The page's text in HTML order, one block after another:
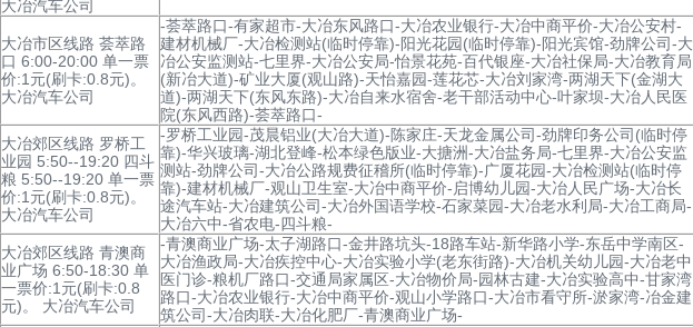
大冶汽车公司
大冶市区线路 荟萃路
口 6:00-20:00 单一票
价:1元(刷卡:0.8元)。
大冶汽车公司
-荟萃路口-有家超市-大冶东风路口-大冶农业银行-大冶中商平价-大冶公安村-
建材机械厂-大冶检测站(临时停靠)-阳光花园(临时停靠)-阳光宾馆-劲牌公司-大
冶公安监测站-七里界-大冶公安局-怡景花苑-百代银座-大冶社保局-大冶教育局
(新冶大道)-矿业大厦(观山路)-天怡嘉园-莲花芯-大冶刘家湾-两湖天下(金湖大
道)-两湖天下(东风东路)-大冶自来水宿舍-老干部活动中心-叶家坝-大冶人民医
院(东风西路)-荟萃路口-
大冶郊区线路 罗桥工
业园 5:50--19:20 四斗
粮 5:50--19:20 单一票
价:1元(刷卡:0.8元)。
大冶汽车公司
-罗桥工业园-茂晨铝业(大冶大道)-陈家庄-天龙金属公司-劲牌印务公司(临时停
靠)-华兴玻璃-湖北登峰-松本绿色版业-大搪洲-大冶盐务局-七里界-大冶公安监
测站-劲牌公司-大冶公路规费征稽所(临时停靠)-广厦花园-大冶检测站(临时停
靠)-建材机械厂-观山卫生室-大冶中商平价-启博幼儿园-大冶人民广场-大冶长
途汽车站-大冶建筑公司-大冶外国语学校-石家菜园-大冶老水利局-大冶工商局-
大冶六中-省农电-四斗粮-
大冶郊区线路 青澳商
业广场 6:50-18:30 单
一票价:1元(刷卡:0.8
元)。 大冶汽车公司
-青澳商业广场-太子湖路口-金井路坑头-18路车站-新华路小学-东岳中学南区-
大冶渔政局-大冶疾控中心-大冶实验小学(老东街路)-大冶机关幼儿园-大冶老中
医门诊-粮机厂路口-交通局家属区-大冶物价局-园林古建-大冶实验高中-甘家湾
路口-大冶农业银行-大冶中商平价-观山小学路口-大冶市看守所-淤家湾-冶金建
筑公司-大冶肉联-大冶化肥厂-青澳商业广场-